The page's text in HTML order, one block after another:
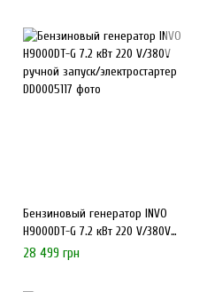
Бензиновый генератор INVO
H9000DT-G 7.2 кВт 220 V/380V
ручной запуск/электростартер
28 499 грн